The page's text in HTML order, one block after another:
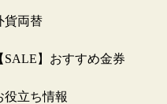
貨両替
SALE】おすすめ金券
役立ち情報